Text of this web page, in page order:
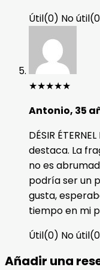
Útil(0) No útil(0
★★★★★
Antonio, 35
DÉSIR
destaca. La
no es
podría ser un
gusta,
tiempo en mi
Útil(0) No útil(0
Añadir una